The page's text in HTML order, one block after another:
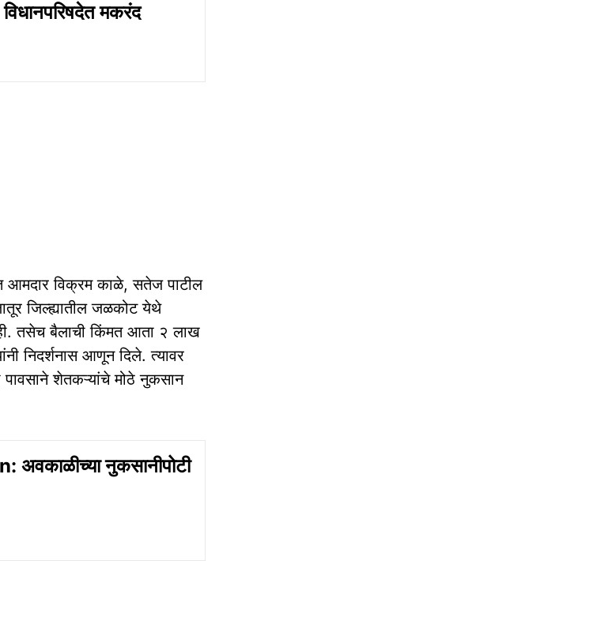
मकरंद
आमदार विक्रम काळे, सतेज पाटील
जिल्ह्यातील जळकोट येथे
तसेच बैलाची किंमत आता २ लाख
निदर्शनास आणून दिले. त्यावर
शेतकऱ्यांचे मोठे नुकसान
नुकसानीपोटी